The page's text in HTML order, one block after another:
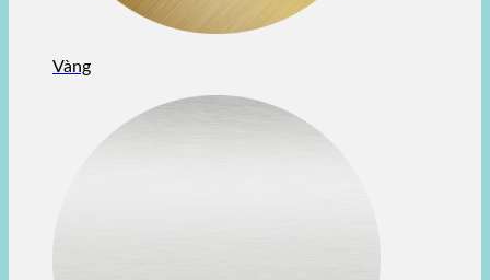
Vàng